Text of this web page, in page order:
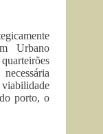
Urbano
porto, o